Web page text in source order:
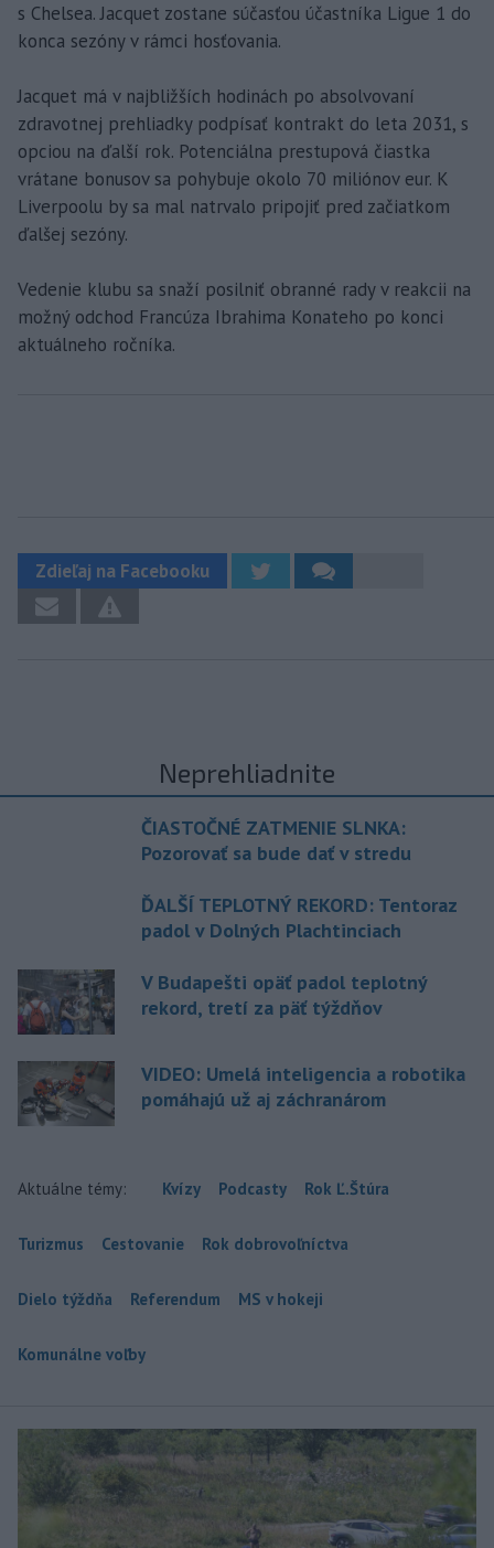
s Chelsea. Jacquet zostane súčasťou účastníka Ligue 1 do
konca sezóny v rámci hosťovania.
Jacquet má v najbližších hodinách po absolvovaní
zdravotnej prehliadky podpísať kontrakt do leta 2031, s
opciou na ďalší rok. Potenciálna prestupová čiastka
vrátane bonusov sa pohybuje okolo 70 miliónov eur. K
Liverpoolu by sa mal natrvalo pripojiť pred začiatkom
ďalšej sezóny.
Vedenie klubu sa snaží posilniť obranné rady v reakcii na
možný odchod Francúza Ibrahima Konateho po konci
aktuálneho ročníka.
Zdieľaj na Facebooku
Neprehliadnite
ČIASTOČNÉ ZATMENIE SLNKA:
Pozorovať sa bude dať v stredu
ĎALŠÍ TEPLOTNÝ REKORD: Tentoraz
padol v Dolných Plachtinciach
V Budapešti opäť padol teplotný
rekord, tretí za päť týždňov
VIDEO: Umelá inteligencia a robotika
pomáhajú už aj záchranárom
Aktuálne témy: Kvízy Podcasty Rok Ľ.Štúra
Turizmus Cestovanie Rok dobrovoľníctva
Dielo týždňa Referendum MS v hokeji
Komunálne voľby